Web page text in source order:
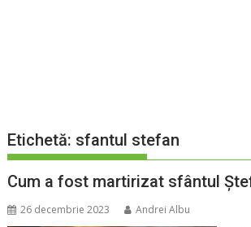
Etichetă: sfantul stefan
Cum a fost martirizat sfântul
26 decembrie 2023 Andrei Albu